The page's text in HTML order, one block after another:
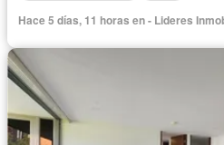
Hace 5 días, 11 horas en - Lideres